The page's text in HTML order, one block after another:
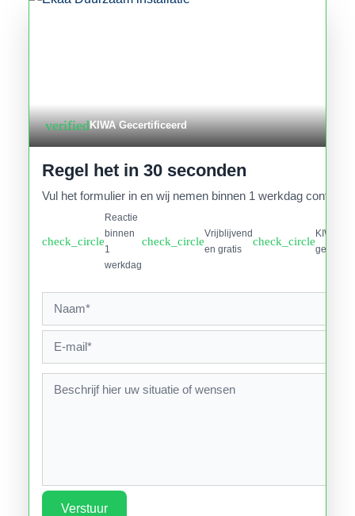
verifiedKIWA Gecertificeerd
Regel het in 30 seconden
Vul het formulier in en wij nemen binnen 1 werkdag contact
check_circle
Reactie
binnen
1
werkdag
check_circle
Vrijblijvend
en gratis
check_circle
KIWA
Verstuur